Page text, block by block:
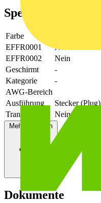
Spezifikationen
Farbe
EFFR0001
Nein
EFFR0002
Nein
Geschirmt
-
Kategorie
-
AWG-Bereich
Ausführung
Stecker (Plug)
Transparent
Nein
Mehr anzeigen
Dokumente